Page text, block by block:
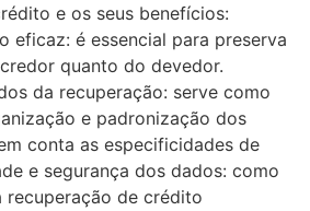
e os seus benefícios:
eficaz: é essencial para preserva
quanto do devedor.
da recuperação: serve como
e padronização dos
conta as especificidades de
e segurança dos dados: como
recuperação de crédito